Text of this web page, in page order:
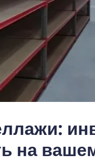
на